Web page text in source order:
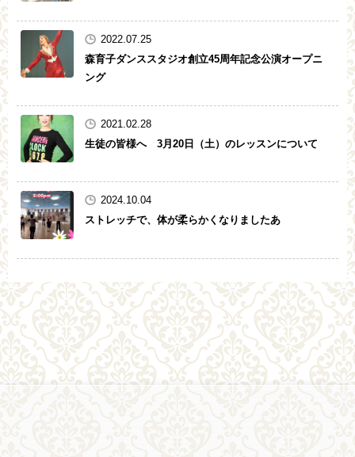
2022.07.25
森育子ダンススタジオ創立45周年記念公演オープニ
ング
2021.02.28
生徒の皆様へ 3月20日（土）のレッスンについて
2024.10.04
ストレッチで、体が柔らかくなりましたあ